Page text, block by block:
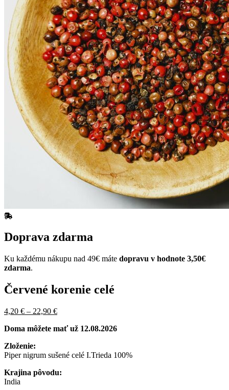
Doprava zdarma
Ku každému nákupu nad 49€ máte dopravu v hodnote 3,50€
zdarma.
Červené korenie celé
Pôvodná
bola:
–
24,00 €Price
5,50 €
through
4,20 € – 22,90 €Price
4,20 €
Aktuálna
je:
22,90 €Price
4,20 €
Doma môžete mať už 12.08.2026
Zloženie:
Piper nigrum sušené celé I.Trieda 100%
Krajina pôvodu:
India